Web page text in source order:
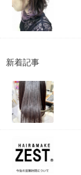
新着記事